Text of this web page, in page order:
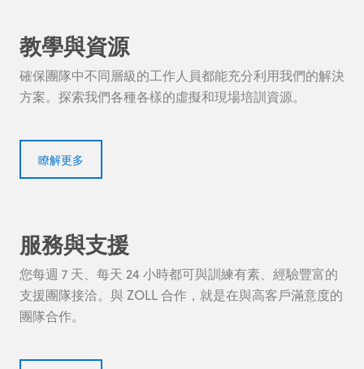
教學與資源
確保團隊中不同層級的工作人員都能充分利用我們的解決
方案。探索我們各種各樣的虛擬和現場培訓資源。
瞭解更多
服務與支援
您每週 7 天、每天 24 小時都可與訓練有素、經驗豐富的
支援團隊接洽。與 ZOLL 合作，就是在與高客戶滿意度的
團隊合作。